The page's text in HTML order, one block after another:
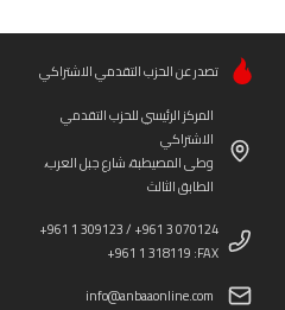
تصدر عن الحزب التقدمي الاشتراكي
المركز الرئيسي للحزب التقدمي
الاشتراكي
وطى المصيطبة، شارع جبل العرب،
الطابق الثالث
+961 1 309123 / +961 3 070124
+961 1 318119 :FAX
info@anbaaonline.com